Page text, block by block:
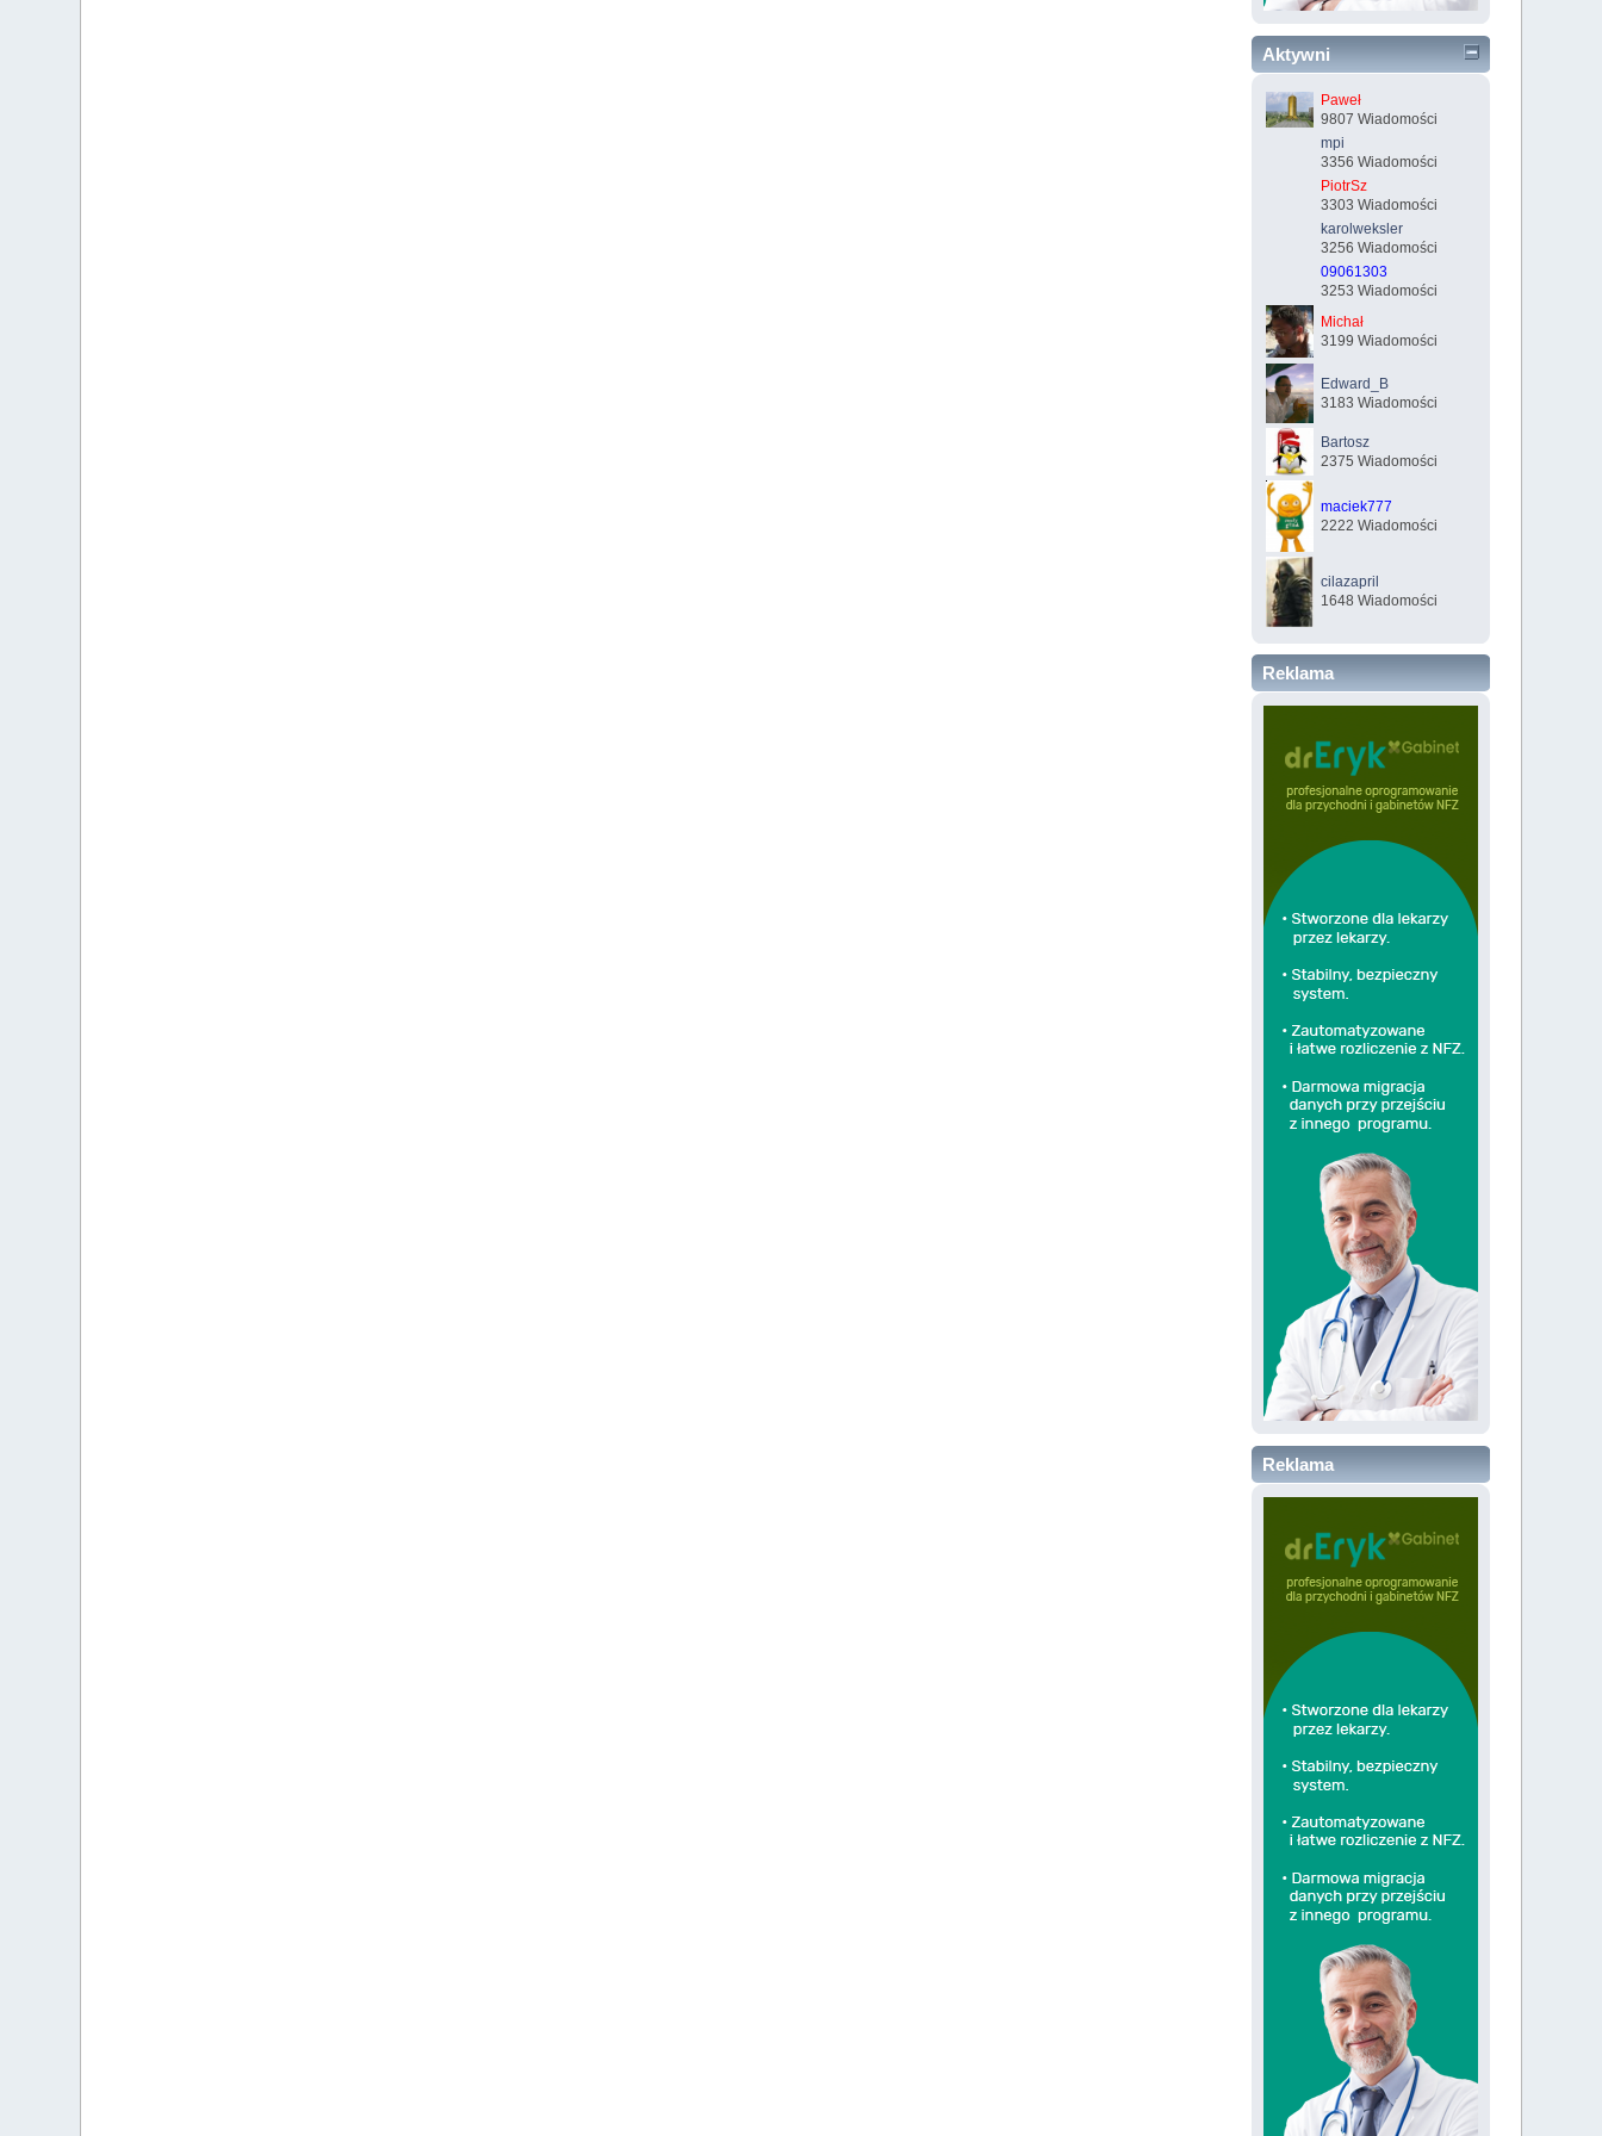
Aktywni
Paweł
9807 Wiadomości
mpi
3356 Wiadomości
PiotrSz
3303 Wiadomości
karolweksler
3256 Wiadomości
09061303
3253 Wiadomości
Michał
3199 Wiadomości
Edward_B
3183 Wiadomości
Bartosz
2375 Wiadomości
maciek777
2222 Wiadomości
cilazapril
1648 Wiadomości
Reklama
Reklama